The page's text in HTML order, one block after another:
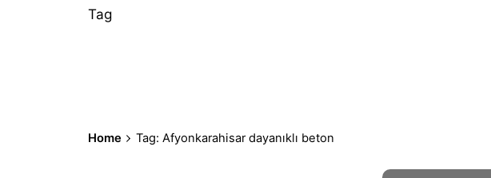
Tag
Home Tag: Afyonkarahisar dayanıklı beton